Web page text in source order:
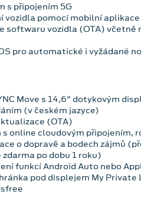
s připojením 5G
vozidla pomocí mobilní aplikace
softwaru vozidla (OTA) včetně
pro automatické i vyžádané
Move s 14,6" dotykovým
(v českém jazyce)
(OTA)
online cloudovým připojením,
o dopravě a bodech zájmů
po dobu 1 roku)
funkcí Android Auto nebo
pod displejem My Private